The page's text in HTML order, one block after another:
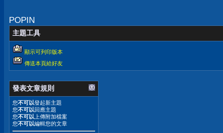
POPIN
主題工具
顯示可列印版本
傳送本頁給好友
發表文章規則
您不可以發起新主題
您不可以 回應主題
您不可以 上傳附加檔案
您不可以編輯您的文章